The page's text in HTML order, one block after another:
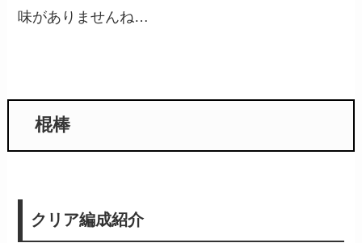
味がありませんね…
棍棒
クリア編成紹介